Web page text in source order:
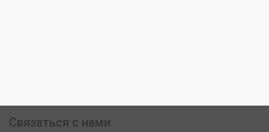
Связаться с нами